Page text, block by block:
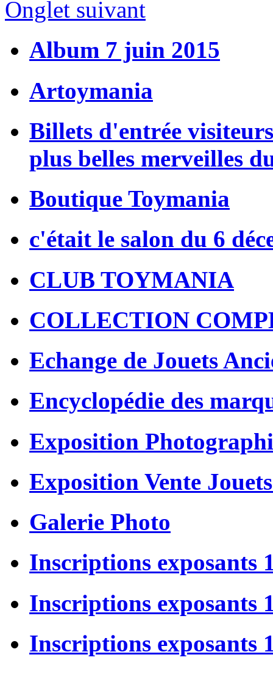
Onglet suivant
Album 7 juin 2015
Artoymania
Billets d'entrée
plus belles merveilles
Boutique Toymania
c'était le salon du 6
CLUB TOYMANIA
COLLECTION
Echange de Jouets
Encyclopédie des
Exposition
Exposition Vente
Galerie Photo
Inscriptions exposants
Inscriptions exposants
Inscriptions exposants